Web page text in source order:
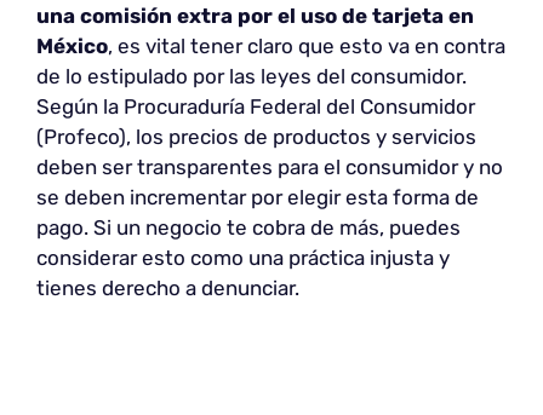
una comisión extra por el uso de tarjeta en
México, es vital tener claro que esto va en contra
de lo estipulado por las leyes del consumidor.
Según la Procuraduría Federal del Consumidor
(Profeco), los precios de productos y servicios
deben ser transparentes para el consumidor y no
se deben incrementar por elegir esta forma de
pago. Si un negocio te cobra de más, puedes
considerar esto como una práctica injusta y
tienes derecho a denunciar.